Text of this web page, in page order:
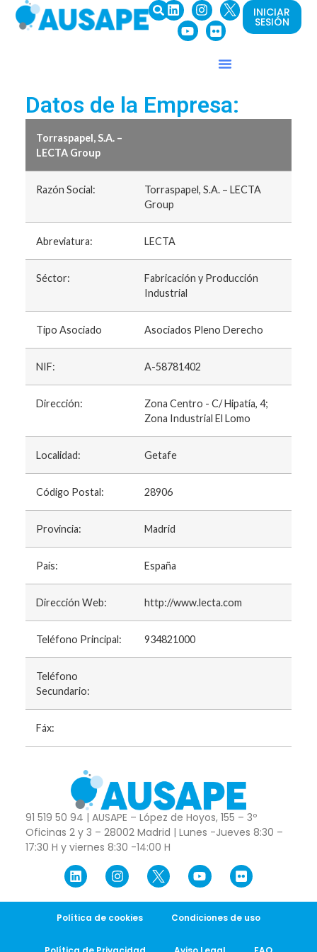
INICIAR
SESIÓN
Datos de la Empresa:
Torraspapel, S.A. –
LECTA Group
Razón Social:
Torraspapel, S.A. – LECTA
Group
Abreviatura: LECTA
Séctor:
Fabricación y Producción
Industrial
Tipo Asociado Asociados Pleno Derecho
NIF: A-58781402
Dirección:
Zona Centro - C/ Hipatía, 4;
Zona Industrial El Lomo
Localidad: Getafe
Código Postal: 28906
Provincia: Madrid
País: España
Dirección Web: http://www.lecta.com
Teléfono Principal: 934821000
Teléfono
Secundario:
Fáx:
91 519 50 94 | AUSAPE – López de Hoyos, 155 – 3º
Oficinas 2 y 3 – 28002 Madrid | Lunes -Jueves 8:30 –
17:30 H y viernes 8:30 -14:00 H
Política de cookies Condiciones de uso